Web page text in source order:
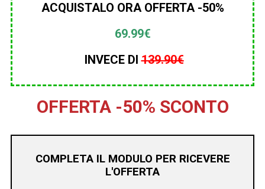
ACQUISTALO ORA OFFERTA -50%
69.99€
INVECE DI139.90€
OFFERTA -50% SCONTO
COMPLETA IL MODULO PER RICEVERE
L'OFFERTA